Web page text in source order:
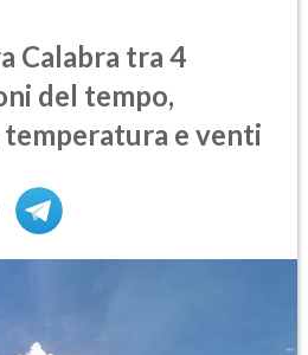
Calabra tra 4
del tempo,
e venti